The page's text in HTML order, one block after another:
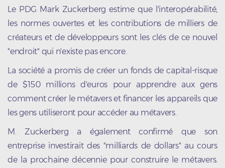
Le PDG Mark Zuckerberg estime que l'interopérabilité,
les normes ouvertes et les contributions de milliers de
créateurs et de développeurs sont les clés de ce nouvel
"endroit" qui n'existe pas encore.
La société a promis de créer un fonds de capital-risque
de $150 millions d'euros pour apprendre aux gens
comment créer le métavers et financer les appareils que
les gens utiliseront pour accéder au métavers.
M. Zuckerberg a également confirmé que son
entreprise investirait des "milliards de dollars" au cours
de la prochaine décennie pour construire le métavers.